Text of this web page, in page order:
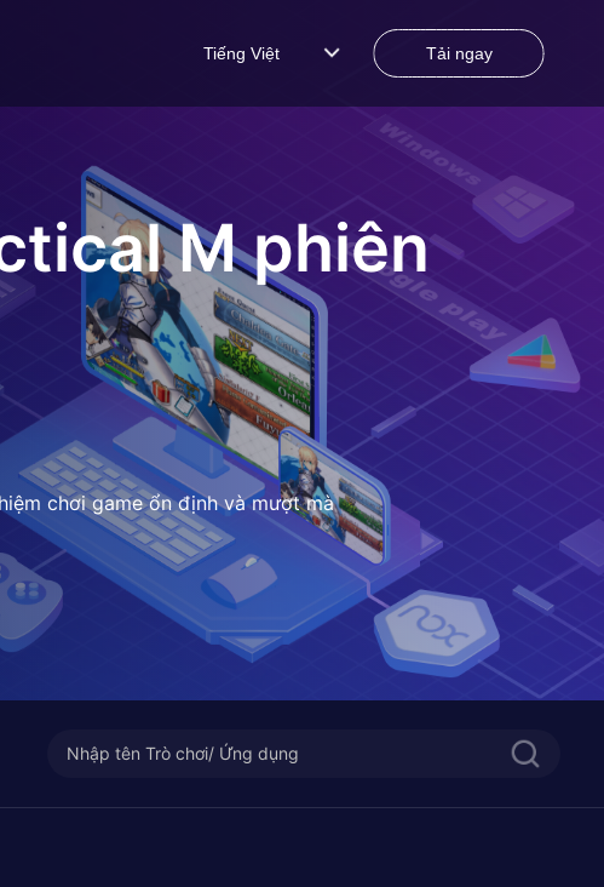
Tiếng Việt Tải ngay
Mphiên
chơi game ổn định và mượt mà